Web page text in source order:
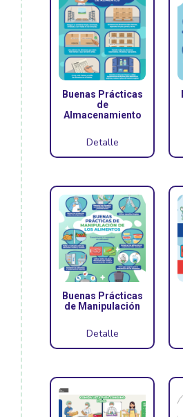
Buenas Prácticas
de
Almacenamiento
Detalle
Buenas Prácticas
de Manipulación
Detalle